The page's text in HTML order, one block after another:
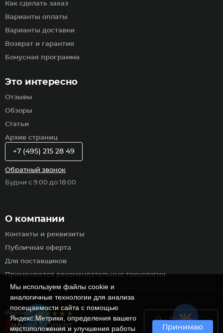
Рейтинг
Пункты
самовывоза
Как сделать заказ
Варианты оплаты
Варианты доставки
Возврат и гарантия
Бонусная программа
Это интересно
Отзывы
Обзоры
Статьи
Архив страниц
О компании
Контакты и реквизиты
Публичная оферта
Для поставщиков
Применяются рекомендательные технологии
+7 (495) 215 28 49
Обратный звонок
Будни с 9:00 до 18:00
Мы используем файлы cookie и
аналогичные технологии для анализа
посещаемости сайта с помощью
Яндекс.Метрики, определения вашего
местоположения и улучшения работы
Принимаю